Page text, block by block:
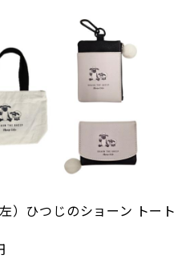
つじのショーン トート